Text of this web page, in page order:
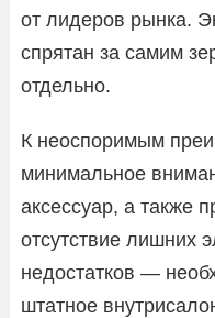
от лидеров рынка.
спрятан за самим
отдельно.
К неоспоримым
минимальное
аксессуар, а также
отсутствие лишних
недостатков —
штатное